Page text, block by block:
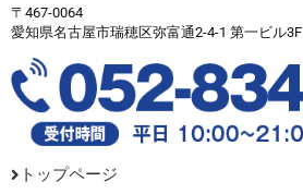
〒467-0064
愛知県名古屋市瑞穂区弥富通2-4-1 第一ビル3F
トップページ